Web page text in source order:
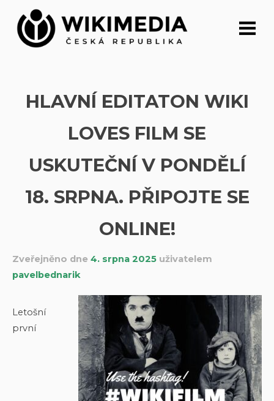
Přeskočit
obsah
HLAVNÍ EDITATON WIKI
LOVES FILM SE
USKUTEČNÍ V PONDĚLÍ
18. SRPNA. PŘIPOJTE SE
ONLINE!
Zveřejněno dne 4. srpna 2025 uživatelem
pavelbednarik
Letošní
první